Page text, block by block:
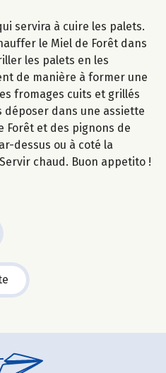
servira à cuire les palets.
le Miel de Forêt dans
les palets en les
de manière à former une
fromages cuits et grillés
déposer dans une assiette
Forêt et des pignons de
dessus ou à coté la
chaud. Buon appetito !